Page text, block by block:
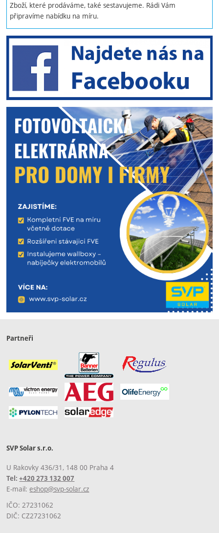
Zboží, které prodáváme, také sestavujeme. Rádi Vám
připravíme nabídku na míru.
Partneři
SVP Solar s.r.o.
U Rakovky 436/31, 148 00 Praha 4
Tel:+420 273 132 007
E-mail: eshop@svp-solar.cz
IČO: 27231062
DIČ: CZ27231062